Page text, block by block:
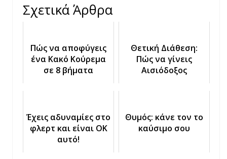
Σχετικά Άρθρα
Πώς να αποφύγεις
ένα Κακό Κούρεμα
σε 8 βήματα
Θετική Διάθεση:
Πώς να γίνεις
Αισιόδοξος
Έχεις αδυναμίες στο
φλερτ και είναι OK
αυτό!
Θυμός: κάνε τον το
καύσιμο σου